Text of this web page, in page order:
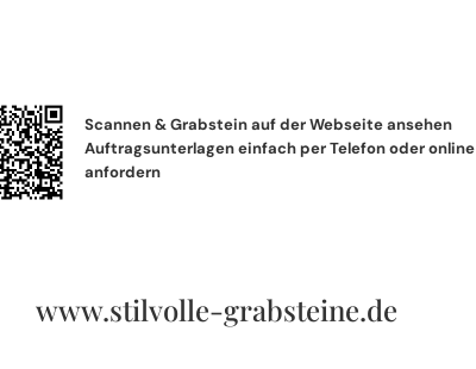
Scannen & Grabstein auf der Webseite ansehen
Auftragsunterlagen einfach per Telefon oder online
anfordern
www.stilvolle-grabsteine.de